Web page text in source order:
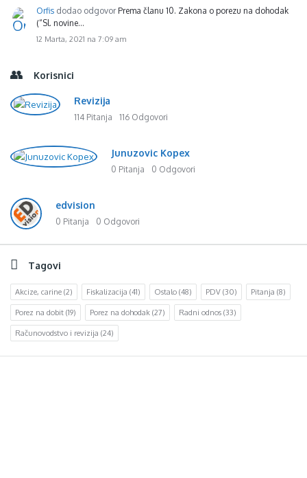
Orfis dodao odgovor Prema članu 10. Zakona o porezu na dohodak
(“Sl. novine…
12 Marta, 2021 na 7:09 am
Korisnici
Revizija
114 Pitanja 116 Odgovori
Junuzovic Kopex
0 Pitanja 0 Odgovori
edvision
0 Pitanja 0 Odgovori
Tagovi
Akcize, carine (2) Fiskalizacija (41) Ostalo (48) PDV (30) Pitanja (8)
Porez na dobit (19) Porez na dohodak (27) Radni odnos (33)
Računovodstvo i revizija (24)